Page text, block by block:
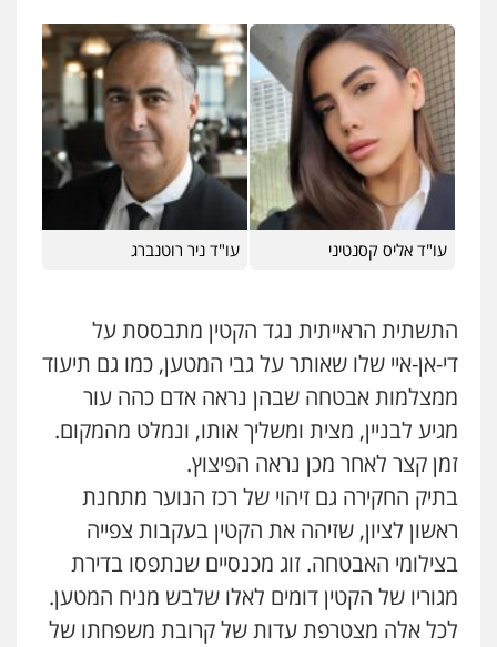
עו"ד אליס קסנטיני עו"ד ניר רוטנברג
התשתית הראייתית נגד הקטין מתבססת על
די-אן-איי שלו שאותר על גבי המטען, כמו גם תיעוד
ממצלמות אבטחה שבהן נראה אדם כהה עור
מגיע לבניין, מצית ומשליך אותו, ונמלט מהמקום.
זמן קצר לאחר מכן נראה הפיצוץ.
בתיק החקירה גם זיהוי של רכז הנוער מתחנת
ראשון לציון, שזיהה את הקטין בעקבות צפייה
בצילומי האבטחה. זוג מכנסיים שנתפסו בדירת
מגוריו של הקטין דומים לאלו שלבש מניח המטען.
לכל אלה מצטרפת עדות של קרובת משפחתו של
כבריאן, מזר – משרד עורכי דין
פלילי מעצרים וחקירות
0543986802
מנשה, אלמוג – עורכי דין
פלילי עבירות תנועה צווארון לבן תעבורה
עורכי דין לענייני אסירים מעצרים וחקירות
0546470989
פלילי פשיעה חמורה קטינים אלימות
סמים עבירות מין
0523647066
ויקי שמואל – משרד עו"ד
פלילי משפט פלילי
0528959600
קורל קרוז – עורך דין פלילי
משפט פלילי
0545437431